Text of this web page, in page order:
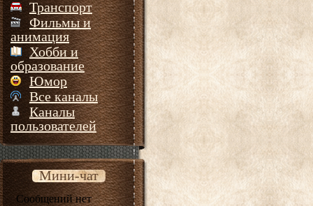
Транспорт
Фильмы и
анимация
Хобби и
образование
Юмор
Все каналы
Каналы
пользователей
Мини-чат